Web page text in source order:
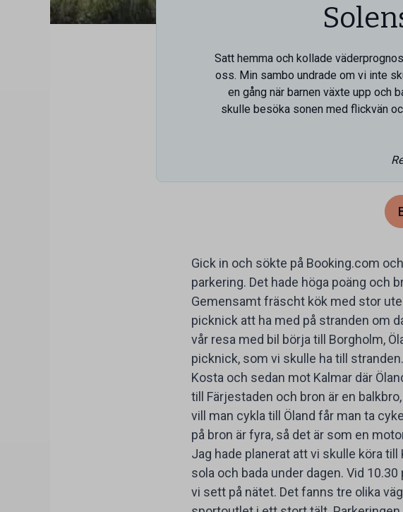
Satt hemma och kollade
oss. Min sambo undrade om vi inte
en gång när barnen växte upp och
skulle besöka sonen med flickvän
Gick in och sökte på Booking.com
parkering. Det hade höga poäng och
Gemensamt fräscht kök med stor
picknick att ha med på stranden om
vår resa med bil börja till Borgholm,
picknick, som vi skulle ha till
Kosta och sedan mot Kalmar där
till Färjestaden och bron är en
vill man cykla till Öland får man ta
på bron är fyra, så det är som en
Jag hade planerat att vi skulle köra
sola och bada under dagen. Vid
vi sett på nätet. Det fanns tre olika